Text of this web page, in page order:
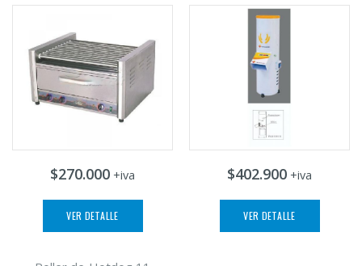
$270.000 +iva
VER DETALLE
$402.900 +iva
VER DETALLE